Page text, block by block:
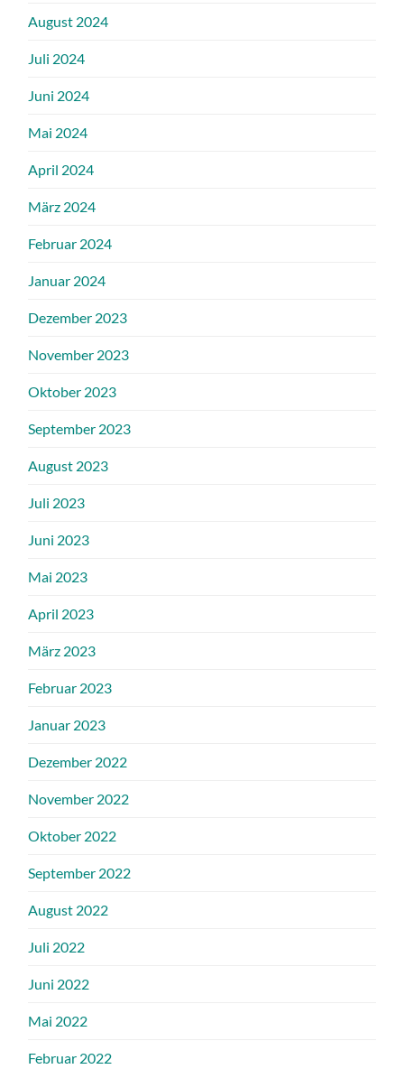
August 2024
Juli 2024
Juni 2024
Mai 2024
April 2024
März 2024
Februar 2024
Januar 2024
Dezember 2023
November 2023
Oktober 2023
September 2023
August 2023
Juli 2023
Juni 2023
Mai 2023
April 2023
März 2023
Februar 2023
Januar 2023
Dezember 2022
November 2022
Oktober 2022
September 2022
August 2022
Juli 2022
Juni 2022
Mai 2022
Februar 2022